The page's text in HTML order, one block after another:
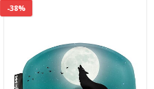
-38%